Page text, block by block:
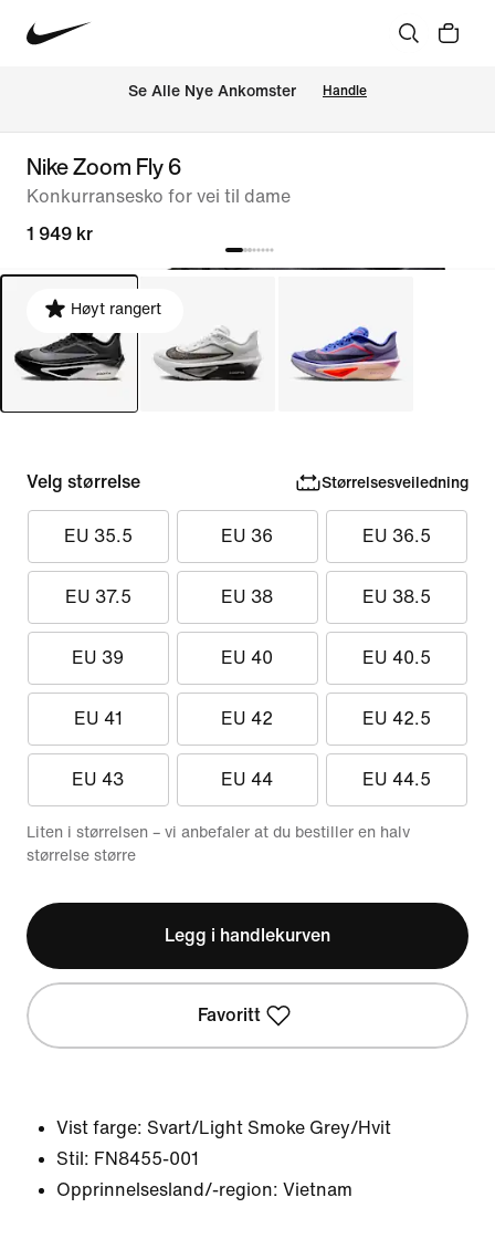
Se Alle Nye Ankomster Handle
Nike Zoom Fly 6
Konkurransesko for vei til dame
1 949 kr
Høyt rangert
Velg størrelse Størrelsesveiledning
EU 35.5 EU 36 EU 36.5
EU 37.5 EU 38 EU 38.5
EU 39 EU 40 EU 40.5
EU 41 EU 42 EU 42.5
EU 43 EU 44 EU 44.5
Liten i størrelsen – vi anbefaler at du bestiller en halv
størrelse større
Legg i handlekurven
Favoritt
Vist farge: Svart/Light Smoke Grey/Hvit
Stil: FN8455-001
Opprinnelsesland/-region: Vietnam